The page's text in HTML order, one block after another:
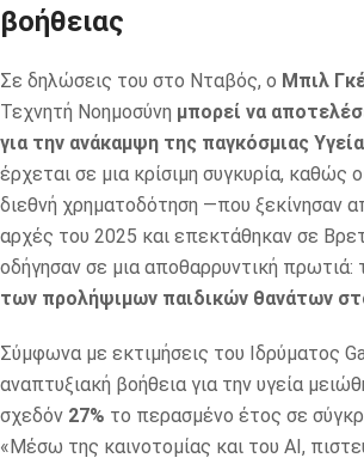
βοήθειας
Σε δηλώσεις του στο Νταβός, ο Μπιλ
Τεχνητή Νοημοσύνη μπορεί να
για την ανάκαμψη της παγκόσμιας
έρχεται σε μια κρίσιμη συγκυρία, καθώς
διεθνή χρηματοδότηση —που ξεκίνησαν
αρχές του 2025 και επεκτάθηκαν σε
οδήγησαν σε μια αποθαρρυντική πρωτιά:
των προλήψιμων παιδικών θανάτων
Σύμφωνα με εκτιμήσεις του Ιδρύματος
αναπτυξιακή βοήθεια για την υγεία
σχεδόν 27% το περασμένο έτος σε
«Μέσω της καινοτομίας και του AI,